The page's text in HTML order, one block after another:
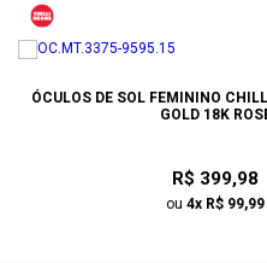
ÓCULOS DE SOL FEMININO
GOLD 18K
R$ 399,98
ou 4x R$ 99,99